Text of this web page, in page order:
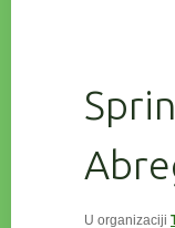
U organizaciji